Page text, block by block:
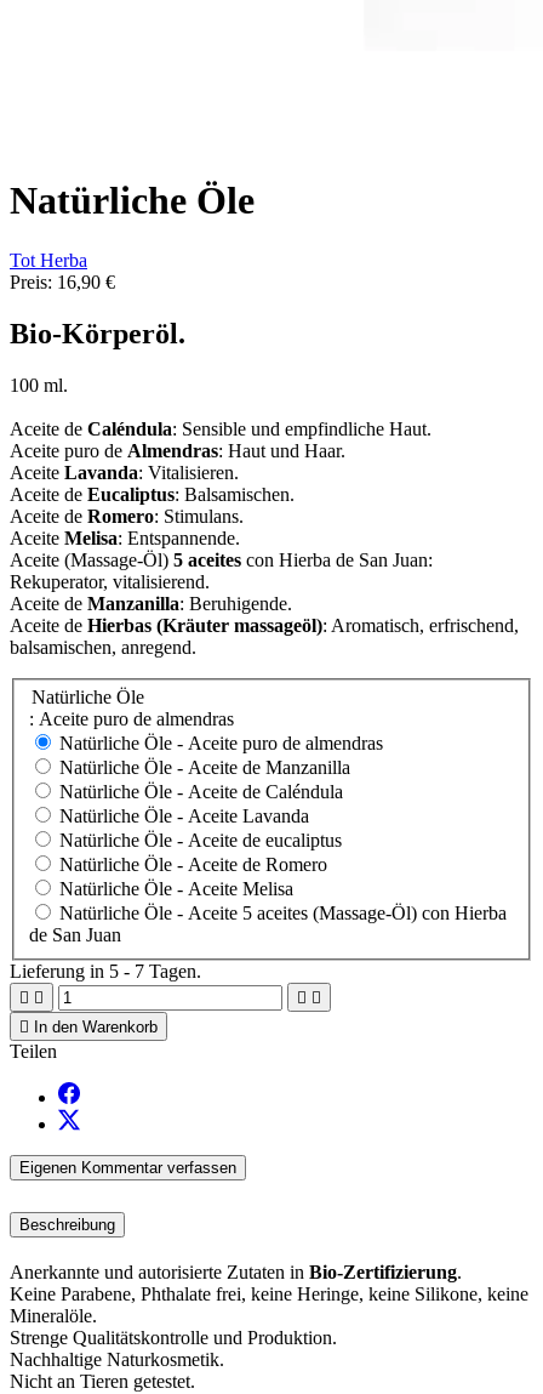
Natürliche Öle
Tot Herba
Preis: 16,90 €
Bio-Körperöl.
100 ml.
Aceite de Caléndula: Sensible und empfindliche Haut.
Aceite puro de Almendras: Haut und Haar.
Aceite Lavanda: Vitalisieren.
Aceite de Eucaliptus: Balsamischen.
Aceite de Romero: Stimulans.
Aceite Melisa: Entspannende.
Aceite (Massage-Öl) 5 aceites con Hierba de San Juan:
Rekuperator, vitalisierend.
Aceite de Manzanilla: Beruhigende.
Aceite de Hierbas (Kräuter massageöl): Aromatisch, erfrischend,
balsamischen, anregend.
Natürliche Öle
: Aceite puro de almendras
Natürliche Öle - Aceite puro de almendras
Natürliche Öle - Aceite de Manzanilla
Natürliche Öle - Aceite de Caléndula
Natürliche Öle - Aceite Lavanda
Natürliche Öle - Aceite de eucaliptus
Natürliche Öle - Aceite de Romero
Natürliche Öle - Aceite Melisa
Natürliche Öle - Aceite 5 aceites (Massage-Öl) con Hierba
de San Juan
Lieferung in 5 - 7 Tagen.
   

In den Warenkorb
Teilen
Eigenen Kommentar verfassen
Beschreibung
Anerkannte und autorisierte Zutaten in Bio-Zertifizierung.
Keine Parabene, Phthalate frei, keine Heringe, keine Silikone, keine
Mineralöle.
Strenge Qualitätskontrolle und Produktion.
Nachhaltige Naturkosmetik.
Nicht an Tieren getestet.